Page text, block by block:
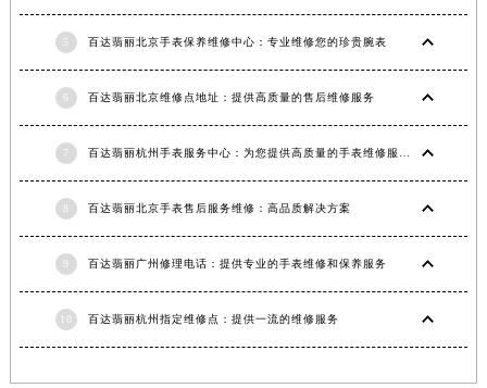
5 百达翡丽北京手表保养维修中心：专业维修您的珍贵腕表
6 百达翡丽北京维修点地址：提供高质量的售后维修服务
7
8 百达翡丽北京手表售后服务维修：高品质解决方案
9 百达翡丽广州修理电话：提供专业的手表维修和保养服务
10 百达翡丽杭州指定维修点：提供一流的维修服务